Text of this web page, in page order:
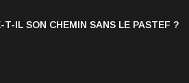
T-IL SON CHEMIN SANS LE PASTEF ?